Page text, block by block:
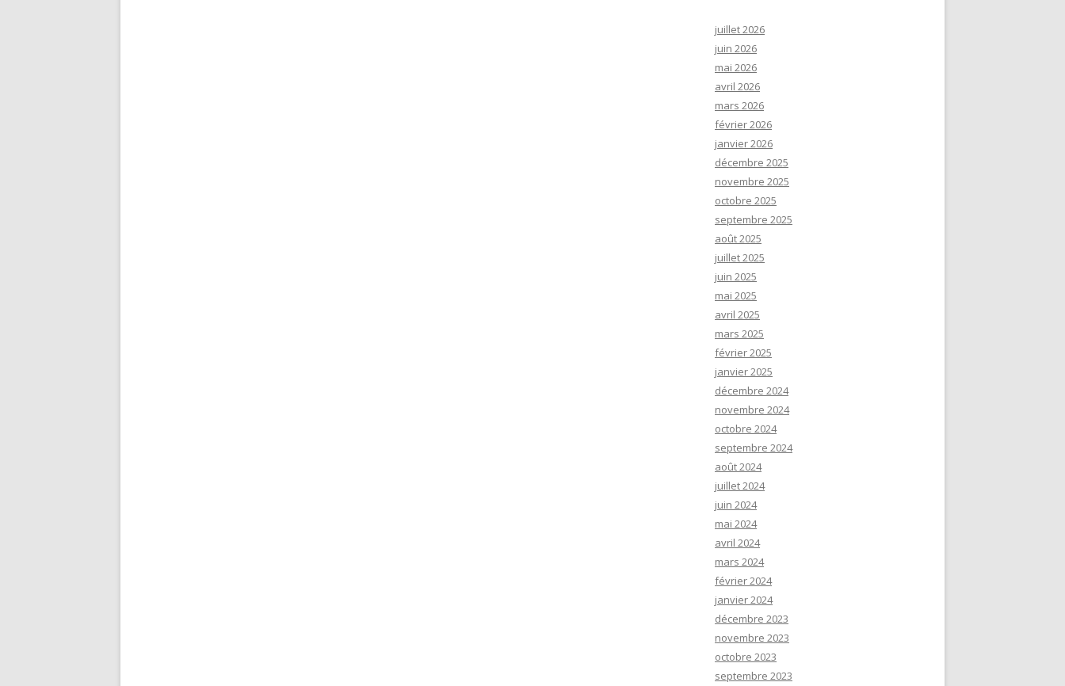
juillet 2026
juin 2026
mai 2026
avril 2026
mars 2026
février 2026
janvier 2026
décembre 2025
novembre 2025
octobre 2025
septembre 2025
août 2025
juillet 2025
juin 2025
mai 2025
avril 2025
mars 2025
février 2025
janvier 2025
décembre 2024
novembre 2024
octobre 2024
septembre 2024
août 2024
juillet 2024
juin 2024
mai 2024
avril 2024
mars 2024
février 2024
janvier 2024
décembre 2023
novembre 2023
octobre 2023
septembre 2023